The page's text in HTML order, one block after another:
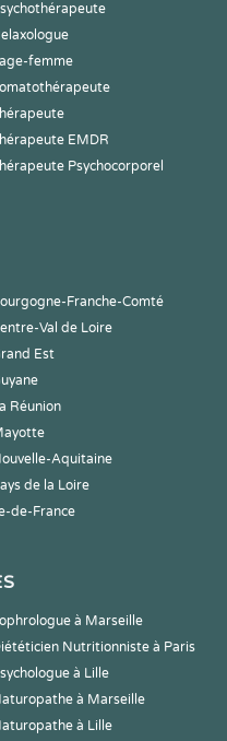
femme
EMDR
Psychocorporel
Franche-Comté
Val de Loire
Est
Réunion
Aquitaine
de la Loire
de-France
à Marseille
Nutritionniste à Paris
à Lille
à Marseille
à Lille